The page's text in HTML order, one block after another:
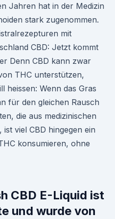
Jahren hat in der Medizin
stark zugenommen.
mit
CBD: Jetzt kommt
Denn CBD kann zwar
THC unterstützen,
heissen: Wenn das Gras
für den gleichen Rausch
die aus medizinischen
viel CBD hingegen ein
konsumieren, ohne
CBD E-Liquid ist
und wurde von